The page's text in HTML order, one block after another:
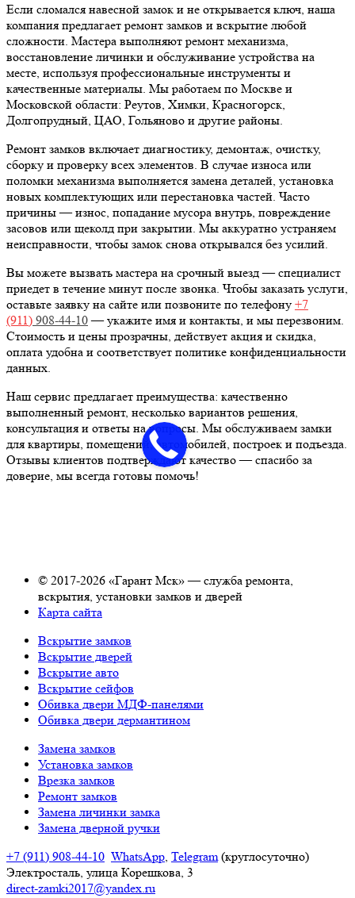
Если сломался навесной замок и не открывается ключ, наша
компания предлагает ремонт замков и вскрытие любой
сложности. Мастера выполняют ремонт механизма,
восстановление личинки и обслуживание устройства на
месте, используя профессиональные инструменты и
качественные материалы. Мы работаем по Москве и
Московской области: Реутов, Химки, Красногорск,
Долгопрудный, ЦАО, Гольяново и другие районы.
Ремонт замков включает диагностику, демонтаж, очистку,
сборку и проверку всех элементов. В случае износа или
поломки механизма выполняется замена деталей, установка
новых комплектующих или перестановка частей. Часто
причины — износ, попадание мусора внутрь, повреждение
засовов или щеколд при закрытии. Мы аккуратно устраняем
неисправности, чтобы замок снова открывался без усилий.
Вы можете вызвать мастера на срочный выезд — специалист
приедет в течение минут после звонка. Чтобы заказать услуги,
оставьте заявку на сайте или позвоните по телефону +7
(911) 908-44-10— укажите имя и контакты, и мы перезвоним.
Стоимость и цены прозрачны, действует акция и скидка,
оплата удобна и соответствует политике конфиденциальности
данных.
Наш сервис предлагает преимущества: качественно
выполненный ремонт, несколько вариантов решения,
консультация и ответы на вопросы. Мы обслуживаем замки
для квартиры, помещений, автомобилей, построек и подъезда.
Отзывы клиентов подтверждают качество — спасибо за
доверие, мы всегда готовы помочь!
© 2017-2026 «Гарант Мск» — служба ремонта,
вскрытия, установки замков и дверей
Карта сайта
Вскрытие замков
Вскрытие дверей
Вскрытие авто
Вскрытие сейфов
Обивка двери МДФ-панелями
Обивка двери дермантином
Замена замков
Установка замков
Врезка замков
Ремонт замков
Замена личинки замка
Замена дверной ручки
+7 (911) 908-44-10 WhatsApp, Telegram(круглосуточно)
Электросталь, улица Корешкова, 3
direct-zamki2017@yandex.ru